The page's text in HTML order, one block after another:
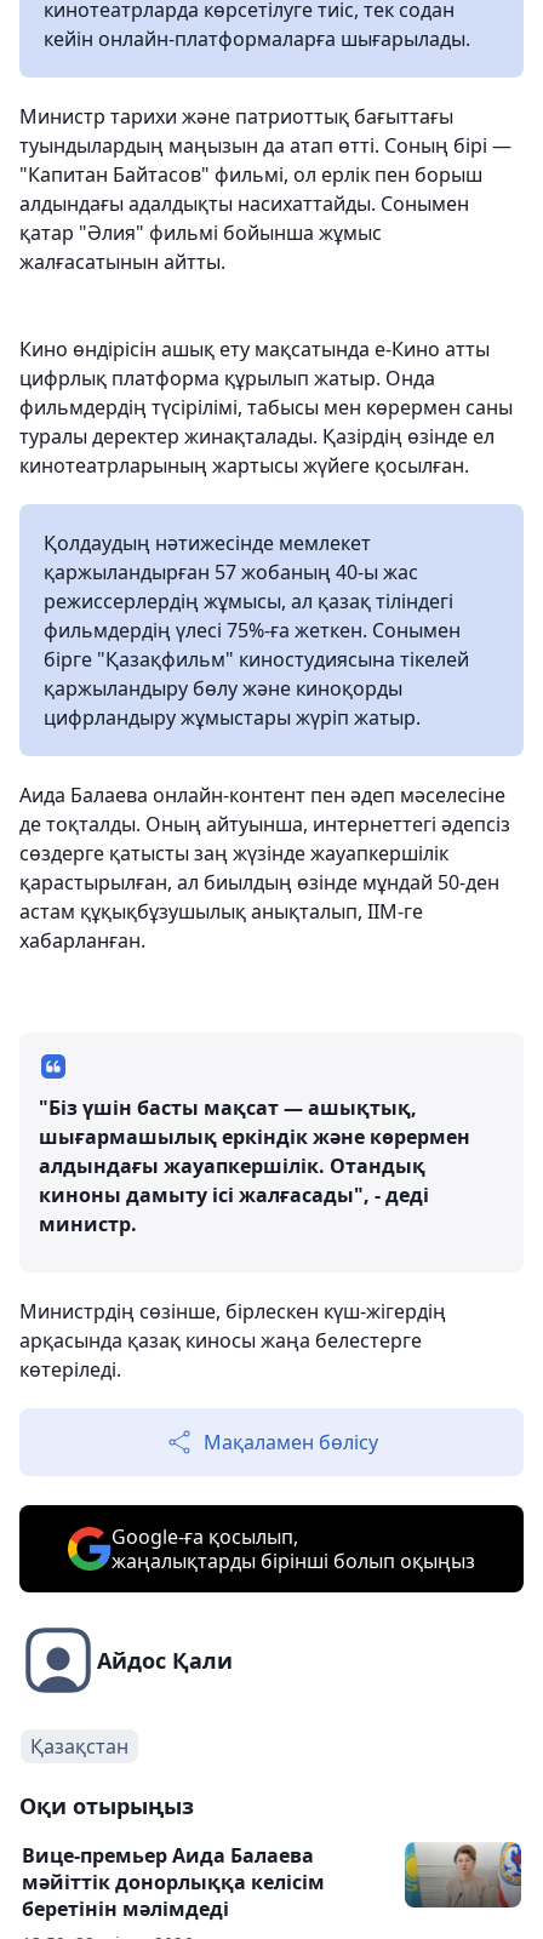
кинотеатрларда көрсетілуге тиіс, тек содан
кейін онлайн-платформаларға шығарылады.
Министр тарихи және патриоттық бағыттағы
туындылардың маңызын да атап өтті. Соның бірі —
"Капитан Байтасов" фильмі, ол ерлік пен борыш
алдындағы адалдықты насихаттайды. Сонымен
қатар "Әлия" фильмі бойынша жұмыс
жалғасатынын айтты.
Кино өндірісін ашық ету мақсатында е-Кино атты
цифрлық платформа құрылып жатыр. Онда
фильмдердің түсірілімі, табысы мен көрермен саны
туралы деректер жинақталады. Қазірдің өзінде ел
кинотеатрларының жартысы жүйеге қосылған.
Қолдаудың нәтижесінде мемлекет
қаржыландырған 57 жобаның 40-ы жас
режиссерлердің жұмысы, ал қазақ тіліндегі
фильмдердің үлесі 75%-ға жеткен. Сонымен
бірге "Қазақфильм" киностудиясына тікелей
қаржыландыру бөлу және киноқорды
цифрландыру жұмыстары жүріп жатыр.
Аида Балаева онлайн-контент пен әдеп мәселесіне
де тоқталды. Оның айтуынша, интернеттегі әдепсіз
сөздерге қатысты заң жүзінде жауапкершілік
қарастырылған, ал биылдың өзінде мұндай 50-ден
астам құқықбұзушылық анықталып, ІІМ-ге
хабарланған.
"Біз үшін басты мақсат — ашықтық,
шығармашылық еркіндік және көрермен
алдындағы жауапкершілік. Отандық
киноны дамыту ісі жалғасады", - деді
министр.
Министрдің сөзінше, бірлескен күш-жігердің
арқасында қазақ киносы жаңа белестерге
көтеріледі.
Мақаламен бөлісу
Google-ға қосылып,
жаңалықтарды бірінші болып оқыңыз
Айдос Қали
Қазақстан
Оқи отырыңыз
Вице-премьер Аида Балаева
мәйіттік донорлыққа келісім
беретінін мәлімдеді